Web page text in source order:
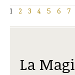
1 2 3 4 5 6 7
La